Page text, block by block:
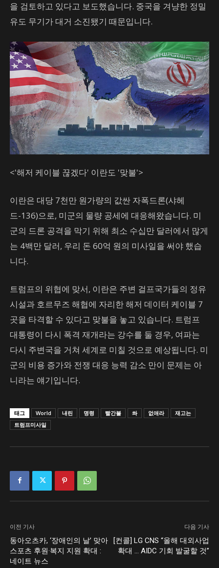
을 검토하고 있다고 보도했습니다. 중국을 겨냥한 정밀
유도 무기가 대거 소진됐기 때문입니다.
<'해저 케이블 끊겠다' 이란도 '맞불'>
이란은 대당 7천만 원가량의 값싼 자폭드론(샤헤
드-136)으로, 미군의 물량 공세에 대응해왔습니다. 미
군의 드론 공격을 막기 위해 최소 수십만 달러에서 많게
는 4백만 달러, 우리 돈 60억 원의 미사일을 써야 했습
니다.
트럼프의 위협에 맞서, 이란은 주변 걸프국가들의 정유
시설과 호르무즈 해협에 자리한 해저 데이터 케이블 7
곳을 타격할 수 있다고 맞불을 놓고 있습니다. 트럼프
대통령이 다시 폭격 재개라는 강수를 둘 경우, 여파는
다시 주변국을 거쳐 세계로 미칠 것으로 예상됩니다. 미
군의 비용 증가와 전쟁 대응 능력 감소 만이 문제는 아
니라는 얘기입니다.
태그 World 내린 명령 빨간불 쏴 없애라
재고는
트럼프미사일
이전 기사
동아오츠카, ‘장애인의 날’ 맞아
스포츠 후원·복지 지원 확대 :
네이트 뉴스
다음 기사
[컨콜] LG CNS “올해 대외사업
확대 … AIDC 기회 발굴할 것”